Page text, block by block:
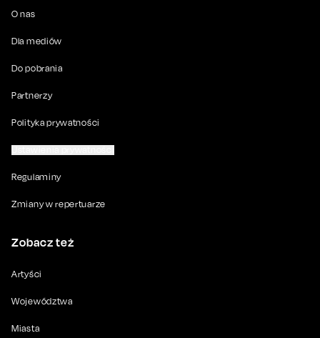
O nas
Dla mediów
Do pobrania
Partnerzy
Polityka prywatności
Regulaminy
Zmiany w repertuarze
Zobacz też
Artyści
Województwa
Miasta